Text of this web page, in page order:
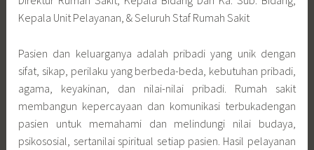
Kepala Unit Pelayanan, & Seluruh Staf Rumah Sakit
Pasien dan keluarganya adalah pribadi yang unik dengan
sifat, sikap, perilaku yang berbeda-beda, kebutuhan pribadi,
agama, keyakinan, dan nilai-nilai pribadi. Rumah sakit
membangun kepercayaan dan komunikasi terbukadengan
pasien untuk memahami dan melindungi nilai budaya,
psikososial, sertanilai spiritual setiap pasien. Hasil pelayanan